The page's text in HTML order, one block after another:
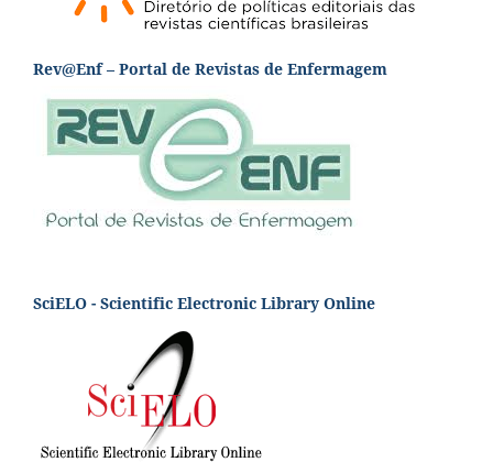
Rev@Enf – Portal de Revistas de Enfermagem
SciELO - Scientific Electronic Library Online